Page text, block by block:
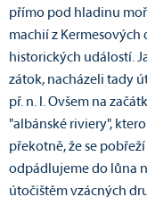
přímo pod hladinu
machií z Kermesových
historických událostí.
zátok, nacházeli tady
př. n. l. Ovšem na
"albánské riviery",
překotně, že se
odpádlujeme do lůna
útočištěm vzácných